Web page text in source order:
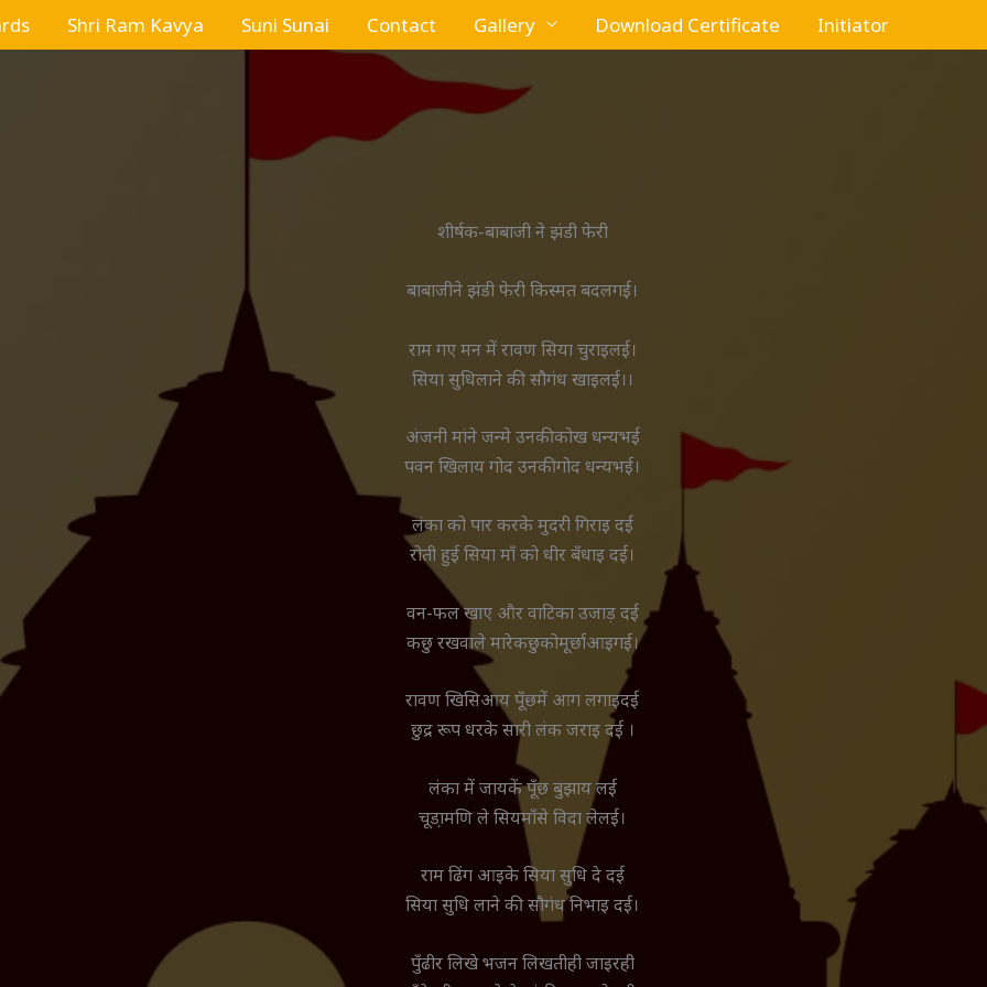
Shri Ram Kavya Suni Sunai Contact Gallery Download Certificate Initiator
शीर्षक-बाबाजी ने झंडी फेरी
बाबाजीने झंडी फेरी किस्मत बदलगई।
राम गए मन में रावण सिया चुराइलई।
सिया सुधिलाने की सौगंध खाइलई।।
अंजनी मांने जन्मे उनकीकोख धन्यभई
पवन खिलाय गोद उनकीगोद धन्यभई।
लंका को पार करके मुदरी गिराइ दई
रोती हुई सिया माँ को धीर बँधाइ दई।
वन-फल खाए और वाटिका उजाड़ दई
कछु रखवाले मारेकछुकोमूर्छाआइगई।
रावण खिसिआय पूँछमें आग लगाइदई
छुद्र रूप धरके सारी लंक जराइ दई ।
लंका में जायकें पूँछ बुझाय लई
चूडा़मणि ले सियमाँसे विदा लेलई।
राम ढिंग आइके सिया सुधि दे दई
सिया सुधि लाने की सौगंध निभाइ दई।
पुँढीर लिखे भजन लिखतीही जाइरही